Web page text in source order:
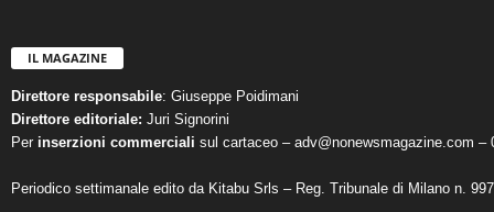
IL MAGAZINE
Direttore responsabile: Giuseppe Poidimani
Direttore editoriale: Juri Signorini
Per inserzioni commerciali sul cartaceo – adv@nonewsmagazine.com –
Periodico settimanale edito da Kitabu Srls – Reg. Tribunale di Milano n.